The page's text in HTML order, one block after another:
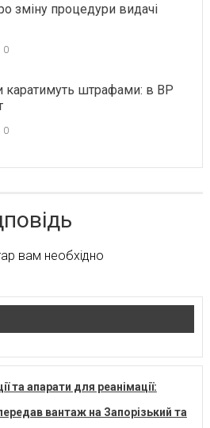
зміну процедури видачі
0
каратимуть штрафами: в ВР
0
вам необхідно
та апарати для реанімації:
вантаж на Запорізький та